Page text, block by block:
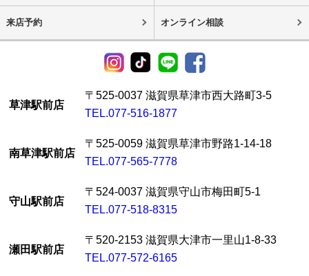
来店予約 オンライン相談
草津駅前店
〒525-0037 滋賀県草津市西大路町3-5
TEL.077-516-1877
南草津駅前店
〒525-0059 滋賀県草津市野路1-14-18
TEL.077-565-7778
守山駅前店
〒524-0037 滋賀県守山市梅田町5-1
TEL.077-518-8315
瀬田駅前店
〒520-2153 滋賀県大津市一里山1-8-33
TEL.077-572-6165